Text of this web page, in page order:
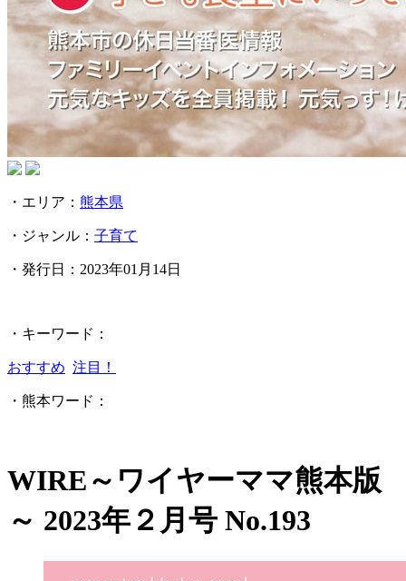
・エリア： 熊本県
・ジャンル： 子育て
・発行日： 2023年01月14日
・キーワード：
おすすめ 注目！
・熊本ワード：
WIRE～ワイヤーママ熊本版
～ 2023年２月号 No.193